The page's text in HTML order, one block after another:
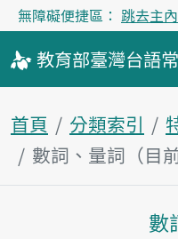
無障礙便捷區： 跳去主
教育部臺灣台語
首頁 分類索引
數詞、量詞（目
數